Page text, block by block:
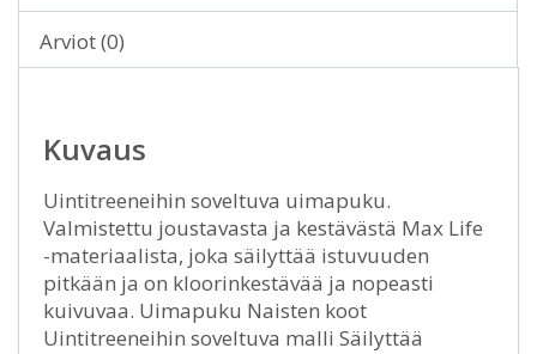
Arviot (0)
Kuvaus
Uintitreeneihin soveltuva uimapuku.
Valmistettu joustavasta ja kestävästä Max Life
-materiaalista, joka säilyttää istuvuuden
pitkään ja on kloorinkestävää ja nopeasti
kuivuvaa. Uimapuku Naisten koot
Uintitreeneihin soveltuva malli Säilyttää